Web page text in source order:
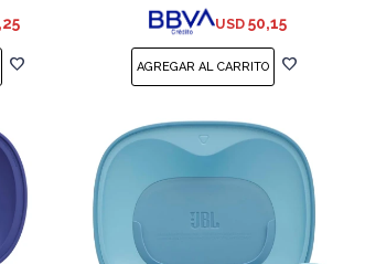
USD 50,15